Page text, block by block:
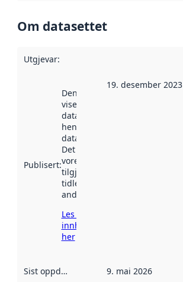
Om datasettet
Utgjevar:
Publisert:
Denne datoen
viser når
datasettet vart
henta inn av
data.norge.no.
Det kan ha
vore
tilgjengeleg
tidlegare
andre stader.
Les meir om
innhenting
her
19. desember 2023
Sist oppdatert 9. mai 2026